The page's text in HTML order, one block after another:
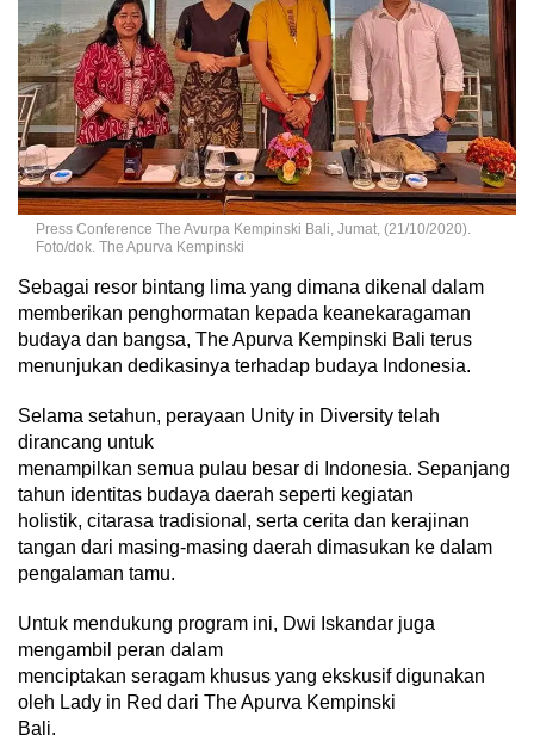
Press Conference The Avurpa Kempinski Bali, Jumat, (21/10/2020).
Foto/dok. The Apurva Kempinski
Sebagai resor bintang lima yang dimana dikenal dalam
memberikan penghormatan kepada keanekaragaman
budaya dan bangsa, The Apurva Kempinski Bali terus
menunjukan dedikasinya terhadap budaya Indonesia.
Selama setahun, perayaan Unity in Diversity telah
dirancang untuk
menampilkan semua pulau besar di Indonesia. Sepanjang
tahun identitas budaya daerah seperti kegiatan
holistik, citarasa tradisional, serta cerita dan kerajinan
tangan dari masing-masing daerah dimasukan ke dalam
pengalaman tamu.
Untuk mendukung program ini, Dwi Iskandar juga
mengambil peran dalam
menciptakan seragam khusus yang ekskusif digunakan
oleh Lady in Red dari The Apurva Kempinski
Bali.